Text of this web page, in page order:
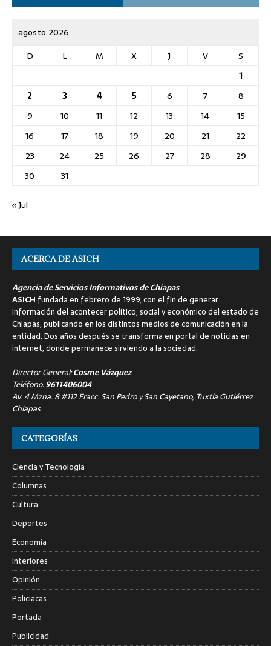
agosto 2026
D
L M X J V
S
1
2
3 4 5 6 7
8
9
10 11 12 13 14
15
16
17 18 19 20 21
22
23
24 25 26 27 28
29
30
31
« Jul
ACERCA DE ASICH
Agencia de Servicios Informativos de Chiapas
ASICH fundada en febrero de 1999, con el fin de generar
información del acontecer político, social y económico del estado de
Chiapas, publicando en los distintos medios de comunicación en la
entidad. Dos años después se transforma en portal de noticias en
internet, donde permanece sirviendo a la sociedad.
Director General:Cosme Vázquez
Teléfono:9611406004
Av. 4 Mzna. 8 #112 Fracc. San Pedro y San Cayetano, Tuxtla Gutiérrez
Chiapas
CATEGORÍAS
Ciencia y Tecnología
Columnas
Cultura
Deportes
Economía
Interiores
Opinión
Policiacas
Portada
Publicidad